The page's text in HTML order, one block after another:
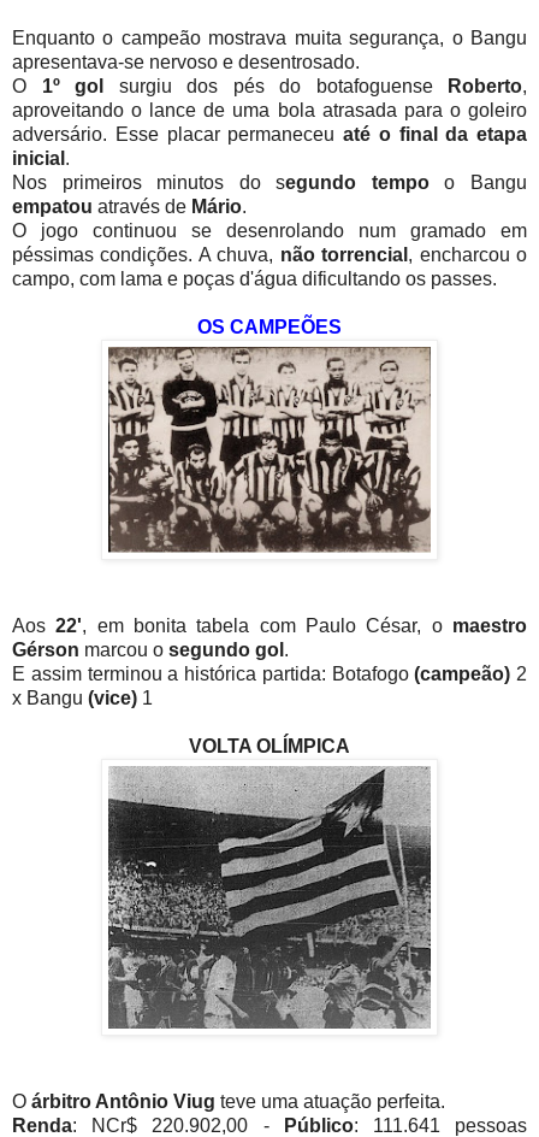
Enquanto o campeão mostrava muita segurança, o Bangu
apresentava-se nervoso e desentrosado.
O 1º gol surgiu dos pés do botafoguense Roberto,
aproveitando o lance de uma bola atrasada para o goleiro
adversário. Esse placar permaneceu até o final da etapa
inicial .
Nos primeiros minutos do segundo tempoo Bangu
empatou através de Mário.
O jogo continuou se desenrolando num gramado em
péssimas condições. A chuva, não torrencial , encharcou o
campo, com lama e poças d'água dificultando os passes.
OS CAMPEÕES
Aos22', em bonita tabela com Paulo César, o maestro
Gérson marcou o segundo gol .
E assim terminou a histórica partida: Botafogo(campeão) 2
x Bangu (vice) 1
VOLTA OLÍMPICA
O árbitro Antônio Viug teve uma atuação perfeita.
Renda: NCr$ 220.902,00 - Público: 111.641 pessoas